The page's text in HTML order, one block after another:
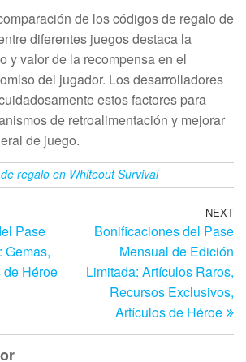
de los códigos de regalo de
diferentes juegos destaca la
y valor de la recompensa en el
del jugador. Los desarrolladores
estos factores para
de retroalimentación y mejorar
de juego.
regalo en Whiteout Survival
Pase
Gemas,
de Héroe
NEXT
Bonificaciones del Pase
Mensual de Edición
Limitada: Artículos Raros,
Recursos Exclusivos,
Artículos de Héroe